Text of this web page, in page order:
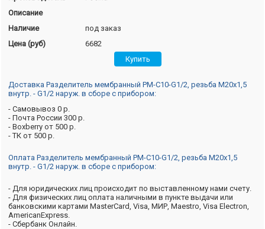
Описание
Наличие
под заказ
Цена (руб)
6682
Доставка Разделитель мембранный РМ-С10-G1/2, резьба М20х1,5
внутр. - G1/2 наруж. в сборе с прибором:
- Самовывоз 0 р.
- Почта России 300 р.
- Boxberry от 500 р.
- ТК от 500 р.
Оплата Разделитель мембранный РМ-С10-G1/2, резьба М20х1,5
внутр. - G1/2 наруж. в сборе с прибором:
- Для юридических лиц происходит по выставленному нами счету.
- Для физических лиц оплата наличными в пункте выдачи или
банковскими картами MasterCard, Visa, МИР, Maestro, Visa Electron,
AmericanExpress.
- Сбербанк Онлайн.